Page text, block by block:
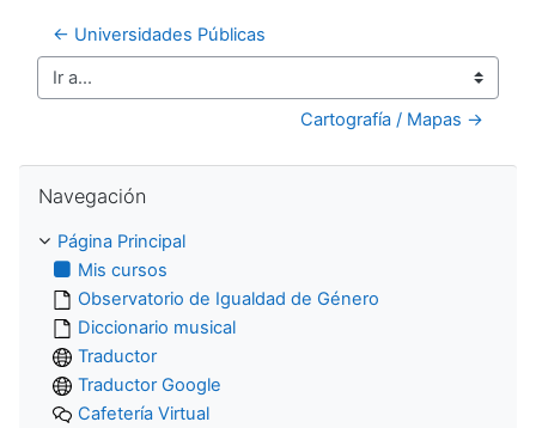
← Universidades Públicas
Ir a...
Cartografía / Mapas →
Navegación
Página Principal
Mis cursos
Observatorio de Igualdad de Género
Diccionario musical
Traductor
Traductor Google
Cafetería Virtual